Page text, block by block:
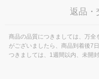
返品・
商品の品質につきましては、万
がございましたら、商品到着後7
つきましては、1週間以内、未開